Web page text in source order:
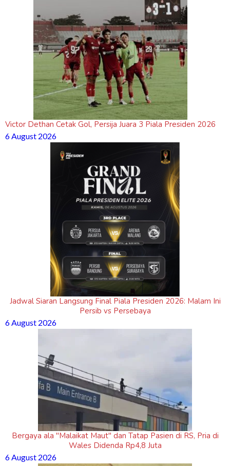
Victor Dethan Cetak Gol, Persija Juara 3 Piala Presiden 2026
6 August 2026
Jadwal Siaran Langsung Final Piala Presiden 2026: Malam Ini
Persib vs Persebaya
6 August 2026
Bergaya ala "Malaikat Maut" dan Tatap Pasien di RS, Pria di
Wales Didenda Rp4,8 Juta
6 August 2026